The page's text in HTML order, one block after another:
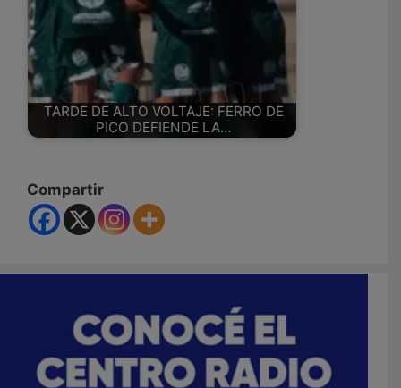
TARDE DE ALTO VOLTAJE: FERRO DE
PICO DEFIENDE LA…
Compartir